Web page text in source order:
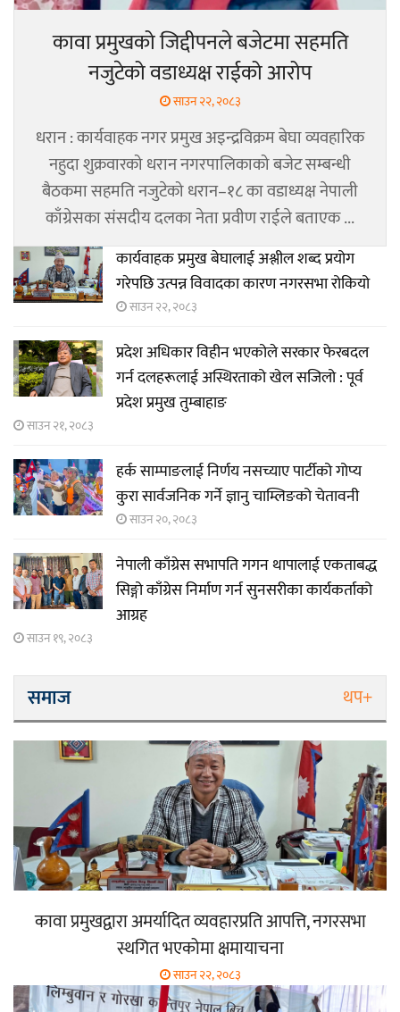
कावा प्रमुखको जिद्दीपनले बजेटमा सहमति
नजुटेको वडाध्यक्ष राईको आरोप
साउन २२, २०८३
धरान : कार्यवाहक नगर प्रमुख अइन्द्रविक्रम बेघा व्यवहारिक
नहुदा शुक्रवारको धरान नगरपालिकाको बजेट सम्बन्धी
बैठकमा सहमति नजुटेको धरान–१८ का वडाध्यक्ष नेपाली
काँग्रेसका संसदीय दलका नेता प्रवीण राईले बताएक ...
कार्यवाहक प्रमुख बेघालाई अश्लील शब्द प्रयोग
गरेपछि उत्पन्न विवादका कारण नगरसभा रोकियो
साउन २२, २०८३
प्रदेश अधिकार विहीन भएकोले सरकार फेरबदल
गर्न दलहरूलाई अस्थिरताको खेल सजिलो : पूर्व
प्रदेश प्रमुख तुम्बाहाङ
साउन २१, २०८३
हर्क साम्पाङलाई निर्णय नसच्याए पार्टीको गोप्य
कुरा सार्वजनिक गर्ने ज्ञानु चाम्लिङको चेतावनी
साउन २०, २०८३
नेपाली काँग्रेस सभापति गगन थापालाई एकताबद्ध
सिङ्गो काँग्रेस निर्माण गर्न सुनसरीका कार्यकर्ताको
आग्रह
साउन १९, २०८३
समाज थप+
कावा प्रमुखद्वारा अमर्यादित व्यवहारप्रति आपत्ति, नगरसभा
स्थगित भएकोमा क्षमायाचना
साउन २२, २०८३